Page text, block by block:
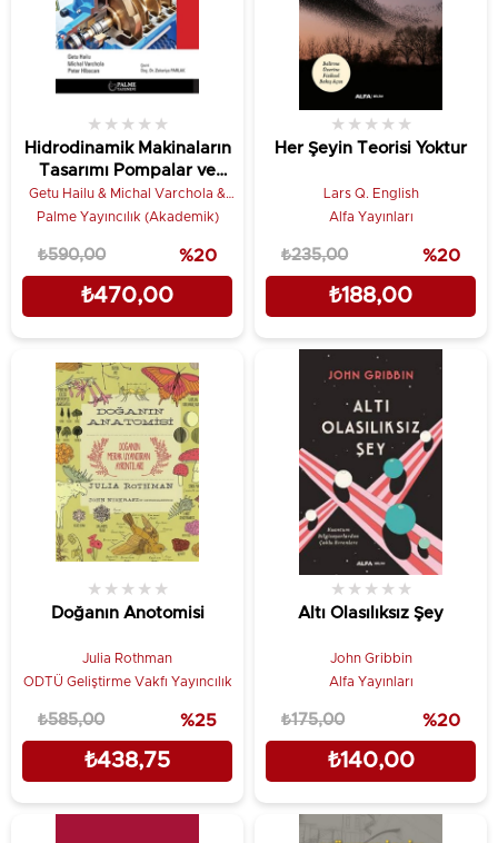
Hidrodinamik Makinaların
Tasarımı Pompalar ve
Hidro-Türbinler
★ ★ ★ ★ ★
Getu Hailu & Michal Varchola &
Peter Hlbocan
Palme Yayıncılık (Akademik)
₺470,00
₺590,00 %20
Her Şeyin Teorisi Yoktur
★ ★ ★ ★ ★
Lars Q. English
Alfa Yayınları
₺188,00
₺235,00 %20
Doğanın Anotomisi
★ ★ ★ ★ ★
Julia Rothman
ODTÜ Geliştirme Vakfı Yayıncılık
₺438,75
₺585,00 %25
Altı Olasılıksız Şey
★ ★ ★ ★ ★
John Gribbin
Alfa Yayınları
₺140,00
₺175,00 %20